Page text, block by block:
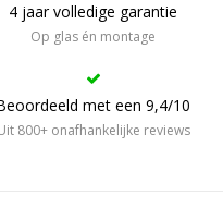
4 jaar volledige garantie
Op glas én montage
met een 9,4/10
800+ onafhankelijke reviews